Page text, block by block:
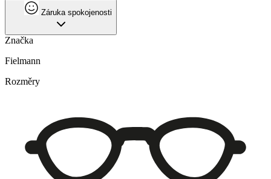
Záruka spokojenosti
Značka
Fielmann
Rozměry